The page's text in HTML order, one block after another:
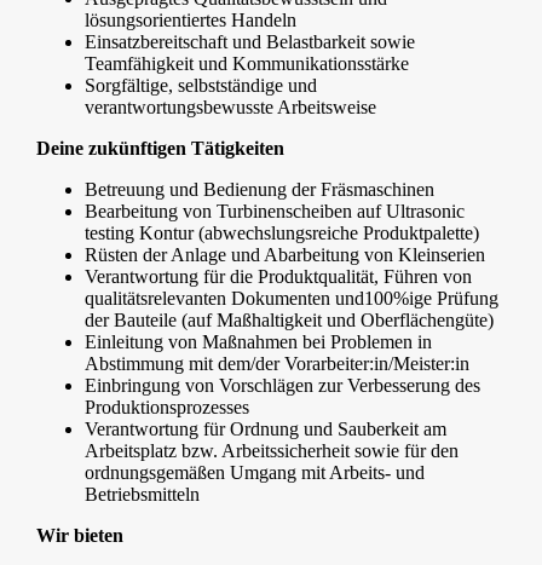
lösungsorientiertes Handeln
Einsatzbereitschaft und Belastbarkeit sowie
Teamfähigkeit und Kommunikationsstärke
Sorgfältige, selbstständige und
verantwortungsbewusste Arbeitsweise
Deine zukünftigen Tätigkeiten
Betreuung und Bedienung der Fräsmaschinen
Bearbeitung von Turbinenscheiben auf Ultrasonic
testing Kontur (abwechslungsreiche Produktpalette)
Rüsten der Anlage und Abarbeitung von Kleinserien
Verantwortung für die Produktqualität, Führen von
qualitätsrelevanten Dokumenten und100%ige Prüfung
der Bauteile (auf Maßhaltigkeit und Oberflächengüte)
Einleitung von Maßnahmen bei Problemen in
Abstimmung mit dem/der Vorarbeiter:in/Meister:in
Einbringung von Vorschlägen zur Verbesserung des
Produktionsprozesses
Verantwortung für Ordnung und Sauberkeit am
Arbeitsplatz bzw. Arbeitssicherheit sowie für den
ordnungsgemäßen Umgang mit Arbeits- und
Betriebsmitteln
Wir bieten